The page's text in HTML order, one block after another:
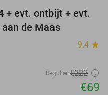
69%
+ evt. ontbijt + evt.
de Maas
9.4 star
Regulier €222
€69